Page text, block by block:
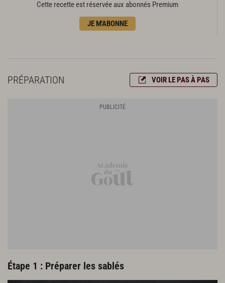
1 c. à c. d’extrait de vanille
Cette recette est réservée aux abonnés Premium
JE M'ABONNE
PRÉPARATION VOIR LE PAS À PAS
Étape 1 : Préparer les sablés